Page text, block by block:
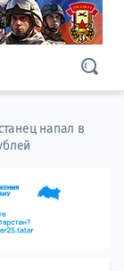
напал в